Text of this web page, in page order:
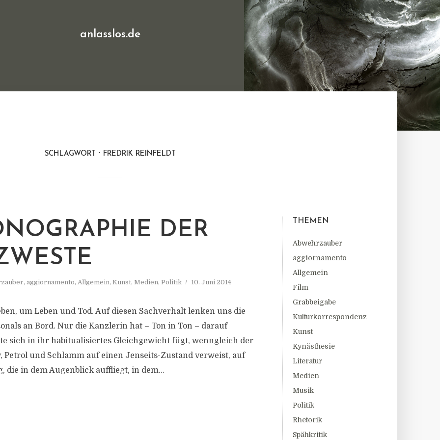
anlasslos.de
SCHLAGWORT FREDRIK REINFELDT
THEMEN
Abwehrzauber
aggiornamento
Allgemein
Film
Grabbeigabe
Kulturkorrespondenz
Kunst
Kynästhesie
Literatur
Medien
Musik
Politik
Rhetorik
Spähkritik
DER
, aggiornamento, Allgemein, Kunst, Medien, Politik 10. Juni 2014
um Leben und Tod. Auf diesen Sachverhalt lenken uns die
an Bord. Nur die Kanzlerin hat – Ton in Ton – darauf
sich in ihr habitualisiertes Gleichgewicht fügt, wenngleich der
Petrol und Schlamm auf einen Jenseits-Zustand verweist, auf
die in dem Augenblick auffliegt, in dem...